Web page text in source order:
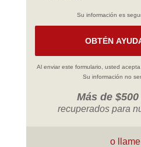
Su información es
Al enviar este formulario, usted
Su información no
Más de
recuperados para
o llame